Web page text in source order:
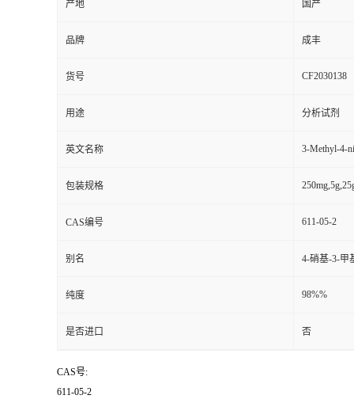
产地 国产
品牌 成丰
货号 CF2030138
用途 分析试剂
英文名称 3-Methyl-4-
包装规格
CAS编号 611-05-2
别名 4-硝基-3-甲
纯度 98%%
是否进口 否
CAS号:
611-05-2